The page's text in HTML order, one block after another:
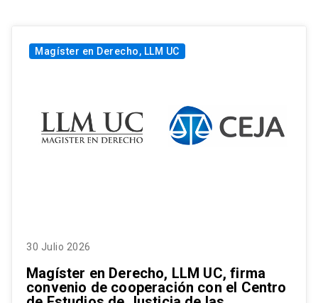
Magíster en Derecho, LLM UC
30 Julio 2026
Magíster en Derecho, LLM UC, firma
convenio de cooperación con el Centro